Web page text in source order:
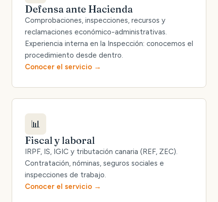
Defensa ante Hacienda
Comprobaciones, inspecciones, recursos y
reclamaciones económico-administrativas.
Experiencia interna en la Inspección: conocemos el
procedimiento desde dentro.
Conocer el servicio
📊
Fiscal y laboral
IRPF, IS, IGIC y tributación canaria (REF, ZEC).
Contratación, nóminas, seguros sociales e
inspecciones de trabajo.
Conocer el servicio